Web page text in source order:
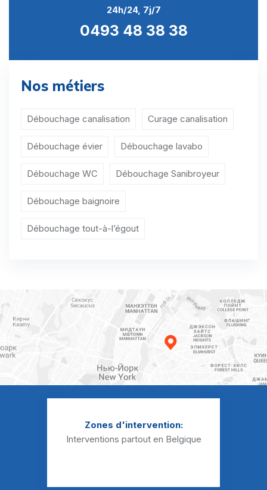
Débouchage Sanibroyeur Ambresin
Débouchage Sanibroyeur Bergilers
Débouchage Sanibroyeur Berloz
Débouchage Sanibroyeur Bertrée
Débouchage Sanibroyeur Bettincourt
Débouchage Sanibroyeur Borlez
Débouchage Sanibroyeur Bovenistier
Débouchage Sanibroyeur Braives
Débouchage Sanibroyeur Ciplet
Débouchage Sanibroyeur Crehen
24h/24, 7j/7
0493 48 38 38
Nos métiers
Débouchage canalisation Curage canalisation
Débouchage évier Débouchage lavabo
Débouchage WC Débouchage Sanibroyeur
Débouchage baignoire
Débouchage tout-à-l’égout
Zones d'intervention:
Interventions partout en Belgique